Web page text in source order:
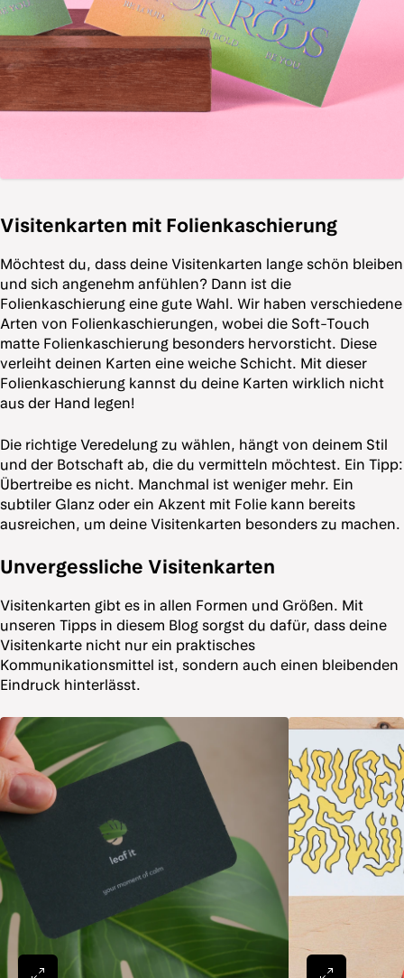
Visitenkarten mit Folienkaschierung
Möchtest du, dass deine Visitenkarten lange schön bleiben
und sich angenehm anfühlen? Dann ist die
Folienkaschierung eine gute Wahl. Wir haben verschiedene
Arten von Folienkaschierungen, wobei die Soft-Touch
matte Folienkaschierung besonders hervorsticht. Diese
verleiht deinen Karten eine weiche Schicht. Mit dieser
Folienkaschierung kannst du deine Karten wirklich nicht
aus der Hand legen!
Die richtige Veredelung zu wählen, hängt von deinem Stil
und der Botschaft ab, die du vermitteln möchtest. Ein Tipp:
Übertreibe es nicht. Manchmal ist weniger mehr. Ein
subtiler Glanz oder ein Akzent mit Folie kann bereits
ausreichen, um deine Visitenkarten besonders zu machen.
Unvergessliche Visitenkarten
Visitenkarten gibt es in allen Formen und Größen. Mit
unseren Tipps in diesem Blog sorgst du dafür, dass deine
Visitenkarte nicht nur ein praktisches
Kommunikationsmittel ist, sondern auch einen bleibenden
Eindruck hinterlässt.